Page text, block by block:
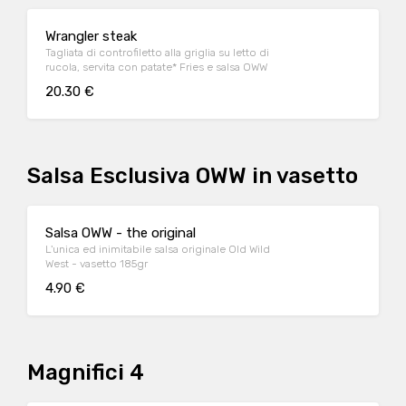
Wrangler steak
Tagliata di controfiletto alla griglia su letto di
rucola, servita con patate* Fries e salsa OWW
20.30 €
Salsa Esclusiva OWW in vasetto
Salsa OWW - the original
L'unica ed inimitabile salsa originale Old Wild
West - vasetto 185gr
4.90 €
Magnifici 4